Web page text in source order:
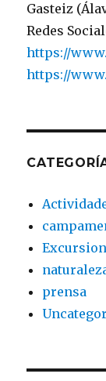
Gasteiz
Redes
https://
https://
prensa